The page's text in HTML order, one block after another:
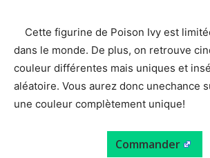
Cette figurine de Poison Ivy est
dans le monde. De plus, on retrouve
couleur différentes mais uniques et
aléatoire. Vous aurez donc unechance
une couleur complètement unique!
Commander